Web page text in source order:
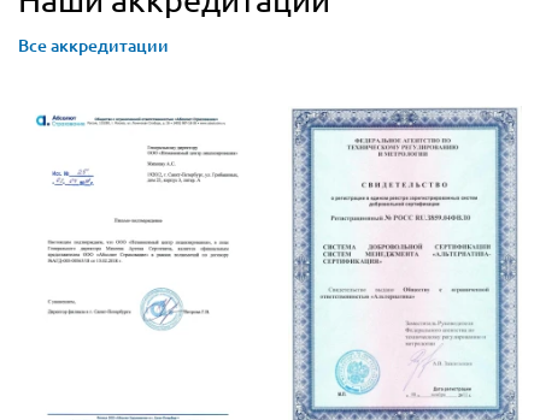
Все аккредитации